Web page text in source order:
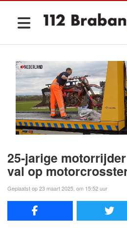
25-jarige
val op
Geplaatst op 23 maart 2025, om 15:52 uur